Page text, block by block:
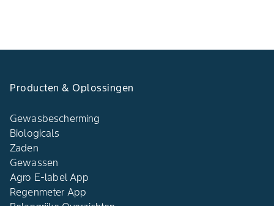
Producten & Oplossingen
Gewasbescherming
Biologicals
Zaden
Gewassen
Agro E-label App
Regenmeter App